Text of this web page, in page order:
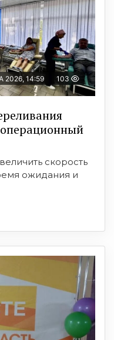
2026, 14:59 103
скорость
ожидания и